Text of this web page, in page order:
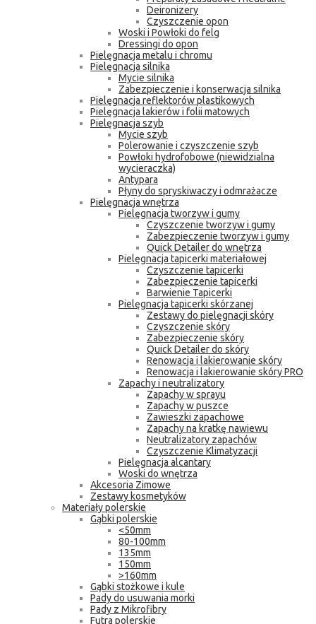
Deironizery
Czyszczenie opon
Woski i Powłoki do felg
Dressingi do opon
Pielęgnacja metalu i chromu
Pielęgnacja silnika
Mycie silnika
Zabezpieczenie i konserwacja silnika
Pielęgnacja reflektorów plastikowych
Pielęgnacja lakierów i folii matowych
Pielęgnacja szyb
Mycie szyb
Polerowanie i czyszczenie szyb
Powłoki hydrofobowe (niewidzialna
wycieraczka)
Antypara
Płyny do spryskiwaczy i odmrażacze
Pielęgnacja wnętrza
Pielęgnacja tworzyw i gumy
Czyszczenie tworzyw i gumy
Zabezpieczenie tworzyw i gumy
Quick Detailer do wnętrza
Pielęgnacja tapicerki materiałowej
Czyszczenie tapicerki
Zabezpieczenie tapicerki
Barwienie Tapicerki
Pielęgnacja tapicerki skórzanej
Zestawy do pielęgnacji skóry
Czyszczenie skóry
Zabezpieczenie skóry
Quick Detailer do skóry
Renowacja i lakierowanie skóry
Renowacja i lakierowanie skóry PRO
Zapachy i neutralizatory
Zapachy w sprayu
Zapachy w puszce
Zawieszki zapachowe
Zapachy na kratkę nawiewu
Neutralizatory zapachów
Czyszczenie Klimatyzacji
Pielęgnacja alcantary
Woski do wnętrza
Akcesoria Zimowe
Zestawy kosmetyków
Materiały polerskie
Gąbki polerskie
<50mm
80-100mm
135mm
150mm
>160mm
Gąbki stożkowe i kule
Pady do usuwania morki
Pady z Mikrofibry
Futra polerskie